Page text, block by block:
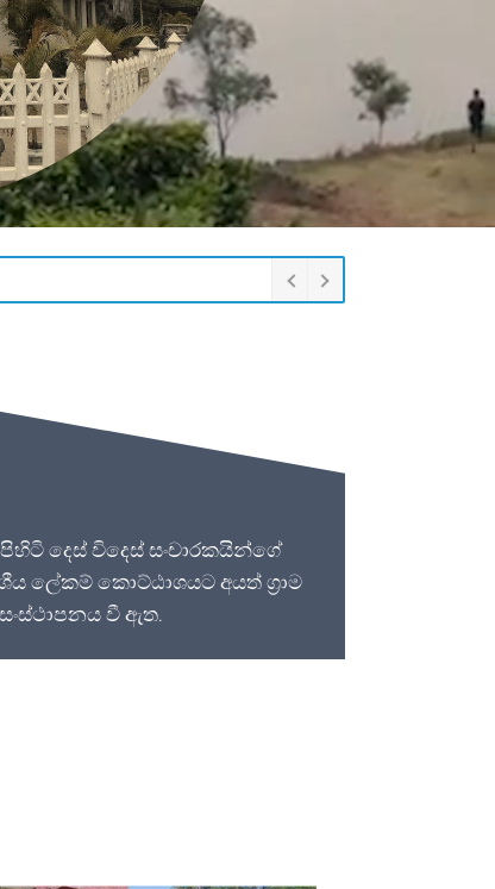
දෙස් විදෙස් සංචාරකයින්ගේ
ලේකම් කොට්ඨාශයට අයත් ග්‍රාම
වී ඇත.